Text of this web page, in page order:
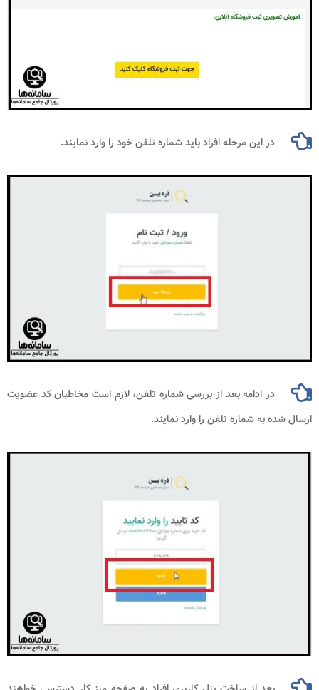
در این مرحله افراد باید شماره تلفن خود را وارد نمایند.
در ادامه بعد از بررسی شماره تلفن، لازم است مخاطبان کد عضویت
ارسال شده به شماره تلفن را وارد نمایند.